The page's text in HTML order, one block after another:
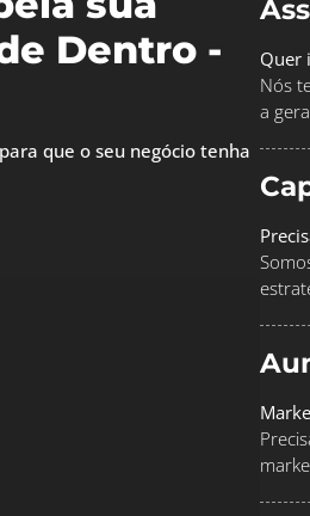
Dentro -
que o seu negócio tenha
Quer
Nós
a